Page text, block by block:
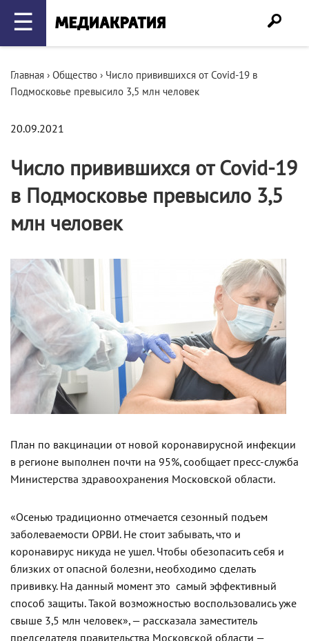
☰
Главная › Общество › Число привившихся от Covid-19 в
Подмосковье превысило 3,5 млн человек
20.09.2021
Число привившихся от Covid-19
в Подмосковье превысило 3,5
млн человек
План по вакцинации от новой коронавирусной инфекции
в регионе выполнен почти на 95%, сообщает пресс-служба
Министерства здравоохранения Московской области.
«Осенью традиционно отмечается сезонный подъем
заболеваемости ОРВИ. Не стоит забывать, что и
коронавирус никуда не ушел. Чтобы обезопасить себя и
близких от опасной болезни, необходимо сделать
прививку. На данный момент это самый эффективный
способ защиты. Такой возможностью воспользовались уже
свыше 3,5 млн человек», — рассказала заместитель
председателя правительства Московской области —